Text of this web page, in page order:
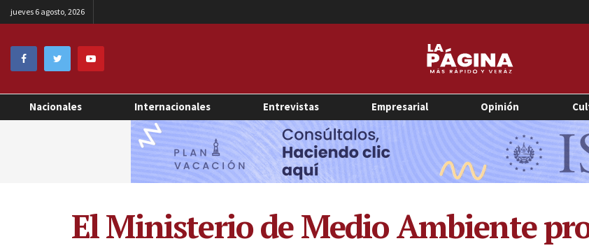
jueves 6 agosto, 2026
Nacionales Internacionales Entrevistas Empresarial Opinión
El Ministerio de Medio Ambiente